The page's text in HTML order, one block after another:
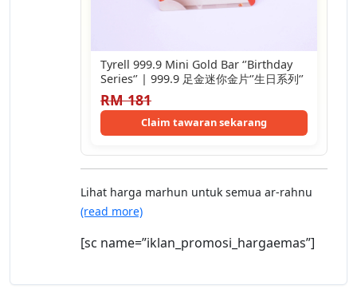
Tyrell 999.9 Mini Gold Bar ‘’Birthday
Series‘’ | 999.9 足金迷你金片‘’生日系列‘’
RM 181
Claim tawaran sekarang
Lihat harga marhun untuk semua ar-rahnu
(read more)
[sc name=”iklan_promosi_hargaemas”]